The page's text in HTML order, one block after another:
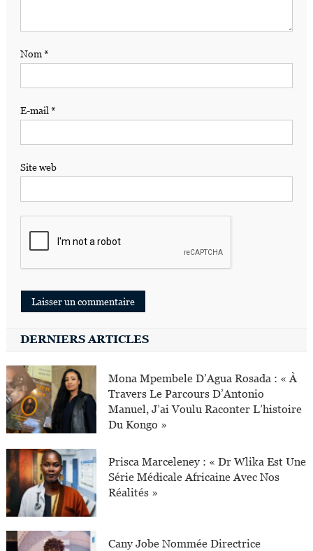
Nom*
E-mail *
Site web
DERNIERS ARTICLES
Mona Mpembele D’Agua Rosada : « À
Travers Le Parcours D’Antonio
Manuel, J’ai Voulu Raconter L’histoire
Du Kongo »
Prisca Marceleney : « Dr Wlika Est Une
Série Médicale Africaine Avec Nos
Réalités »
Cany Jobe Nommée Directrice